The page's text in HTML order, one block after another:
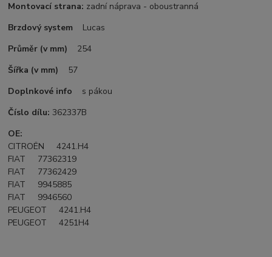
Montovací strana: zadní náprava - oboustranná
Brzdový system
Lucas
Průměr (v mm) 254
Šířka (v mm)
57
Doplnkové info s pákou
Číslo dílu:362337B
OE:
CITROËN 4241.H4
FIAT 77362319
FIAT 77362429
FIAT 9945885
FIAT 9946560
PEUGEOT 4241.H4
PEUGEOT 4251H4